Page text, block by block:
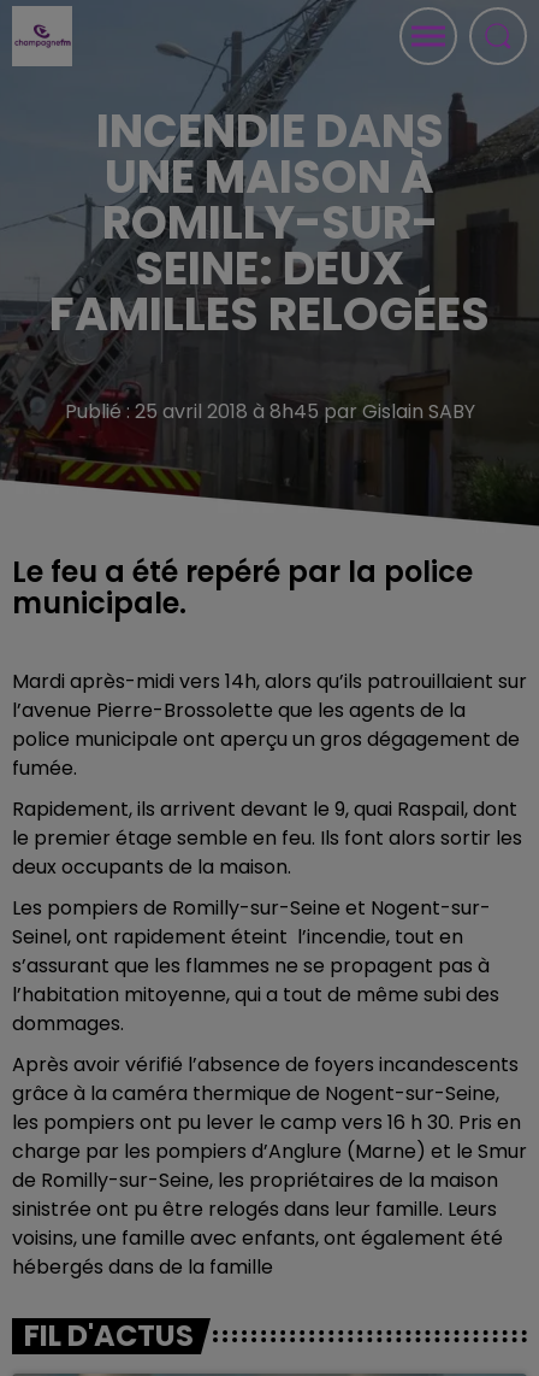
INCENDIE DANS
UNE MAISON À
ROMILLY-SUR-
SEINE: DEUX
FAMILLES RELOGÉES
Publié : 25 avril 2018 à 8h45 par Gislain SABY
Le feu a été repéré par la police
municipale.
Mardi après-midi vers 14h, alors qu’ils patrouillaient sur
l’avenue Pierre-Brossolette que les agents de la
police municipale ont aperçu un gros dégagement de
fumée.
Rapidement, ils arrivent devant le 9, quai Raspail, dont
le premier étage semble en feu. Ils font alors sortir les
deux occupants de la maison.
Les pompiers de Romilly-sur-Seine et Nogent-sur-
Seinel, ont rapidement éteint l’incendie, tout en
s’assurant que les flammes ne se propagent pas à
l’habitation mitoyenne, qui a tout de même subi des
dommages.
Après avoir vérifié l’absence de foyers incandescents
grâce à la caméra thermique de Nogent-sur-Seine,
les pompiers ont pu lever le camp vers 16 h 30. Pris en
charge par les pompiers d’Anglure (Marne) et le Smur
de Romilly-sur-Seine, les propriétaires de la maison
sinistrée ont pu être relogés dans leur famille. Leurs
voisins, une famille avec enfants, ont également été
hébergés dans de la famille
FIL D'ACTUS